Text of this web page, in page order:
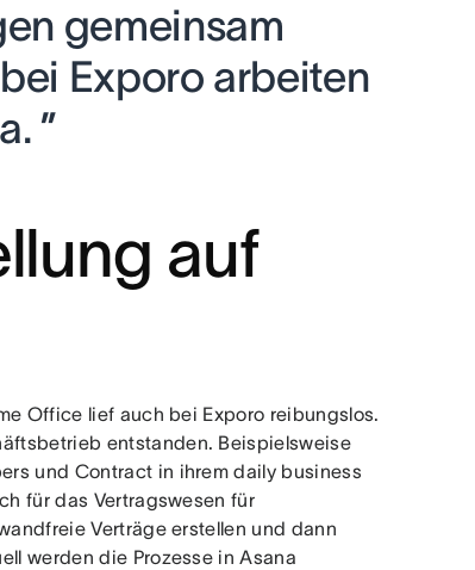
gemeinsam
Exporo arbeiten
”
auf
Office lief auch bei Exporo reibungslos.
entstanden. Beispielsweise
und Contract in ihrem daily business
für das Vertragswesen für
Verträge erstellen und dann
werden die Prozesse in Asana